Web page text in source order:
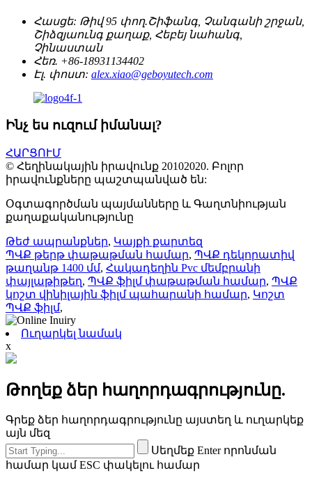
Հասցե: Թիվ 95 փող.Շիֆանգ, Չանգանի շրջան,
Շիձզյաունգ քաղաք, Հեբեյ նահանգ,
Չինաստան
Հեռ. +86-18931134402
Էլ. փոստ: alex.xiao@geboyutech.com
Ինչ ես ուզում իմանալ?
ՀԱՐՑՈՒՄ
© Հեղինակային իրավունք 20102020. Բոլոր
իրավունքները պաշտպանված են:
Օգտագործման պայմանները և Գաղտնիության
քաղաքականությունը
Թեժ ապրանքներ, Կայքի քարտեզ
ՊՎՔ թերթ փաթաթման համար, ՊՎՔ դեկորատիվ
թաղանթ 1400 մմ, Հակադեղին Pvc մեմբրանի
փայլաթիթեղ, ՊՎՔ ֆիլմ փաթաթման համար, ՊՎՔ
կոշտ վինիլային ֆիլմ պահարանի համար, Կոշտ
ՊՎՔ ֆիլմ,
Ուղարկել նամակ
x
Թողեք ձեր հաղորդագրությունը.
Գրեք ձեր հաղորդագրությունը այստեղ և ուղարկեք
այն մեզ
Սեղմեք Enter որոնման
համար կամ ESC փակելու համար